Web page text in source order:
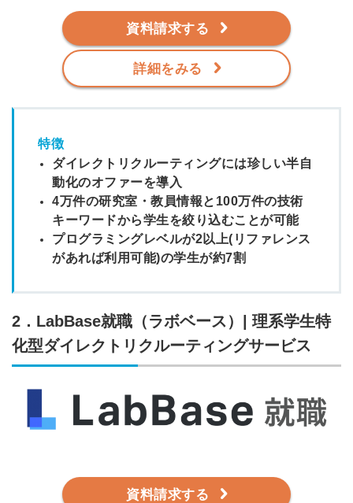
資料請求する
詳細をみる
特徴
ダイレクトリクルーティングには珍しい半自
動化のオファーを導入
4万件の研究室・教員情報と100万件の技術
キーワードから学生を絞り込むことが可能
プログラミングレベルが2以上(リファレンス
があれば利用可能)の学生が約7割
2．LabBase就職（ラボベース）| 理系学生特
化型ダイレクトリクルーティングサービス
資料請求する